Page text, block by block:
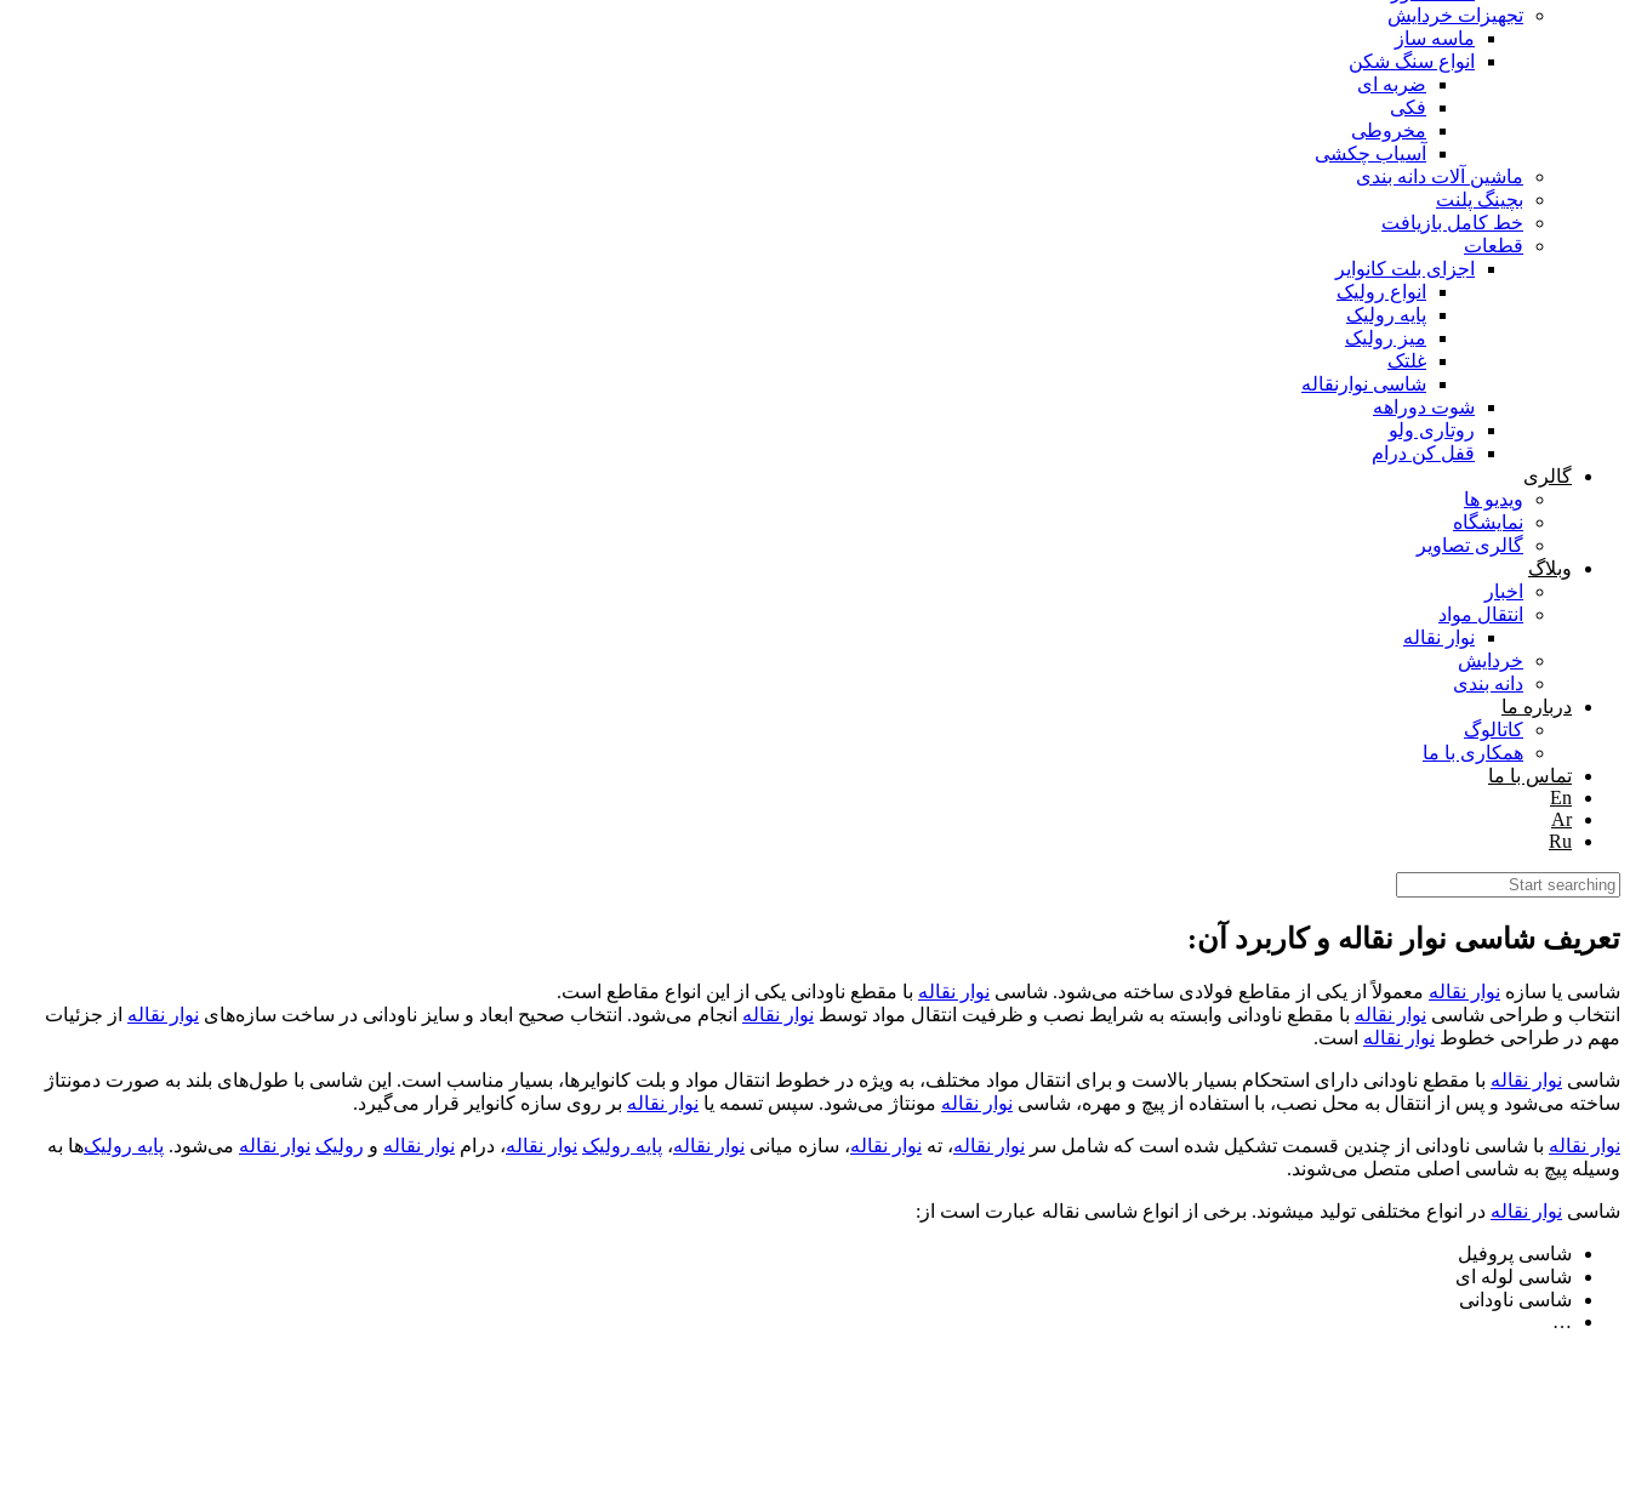
تجهیزات خردایش
ماسه ساز
انواع سنگ شکن
ضربه ای
فکی
مخروطی
آسیاب چکشی
ماشین آلات دانه بندی
بچینگ پلنت
خط کامل بازیافت
قطعات
اجزای بلت کانوایر
انواع رولیک
پایه رولیک
میز رولیک
غلتک
شاسی نوارنقاله
شوت دوراهه
روتاری ولو
قفل کن درام
گالری
ویدیو ها
نمایشگاه
گالری تصاویر
وبلاگ
اخبار
انتقال مواد
نوار نقاله
خردایش
دانه بندی
درباره ما
کاتالوگ
همکاری با ما
تماس با ما
En
Ar
Ru
تعریف شاسی نوار نقاله و کاربرد آن:
شاسی یا سازه نوار نقاله معمولاً از یکی از مقاطع فولادی ساخته می‌شود. شاسی نوار نقاله با مقطع ناودانی یکی از این انواع مقاطع است.
انتخاب و طراحی شاسی نوار نقاله با مقطع ناودانی وابسته به شرایط نصب و ظرفیت انتقال مواد توسط نوار نقاله انجام می‌شود. انتخاب صحیح ابعاد و سایز ناودانی در ساخت سازه‌های نوار نقاله از جزئیات
مهم در طراحی خطوط نوار نقاله است.
شاسی نوار نقاله با مقطع ناودانی دارای استحکام بسیار بالاست و برای انتقال مواد مختلف، به ویژه در خطوط انتقال مواد و بلت کانوایرها، بسیار مناسب است. این شاسی با طول‌های بلند به صورت دمونتاژ
ساخته می‌شود و پس از انتقال به محل نصب، با استفاده از پیچ و مهره، شاسی نوار نقاله مونتاژ می‌شود. سپس تسمه یا نوار نقاله بر روی سازه کانوایر قرار می‌گیرد.
نوار نقاله با شاسی ناودانی از چندین قسمت تشکیل شده است که شامل سر نوار نقاله، ته نوار نقاله، سازه میانی نوار نقاله، پایه رولیک نوار نقاله، درام نوار نقاله و رولیک نوار نقاله می‌شود. پایه رولیک‌ها به
وسیله پیچ به شاسی اصلی متصل می‌شوند.
شاسی نوار نقاله در انواع مختلفی تولید میشوند. برخی از انواع شاسی نقاله عبارت است از:
شاسی پروفیل
شاسی لوله ای
شاسی ناودانی
…